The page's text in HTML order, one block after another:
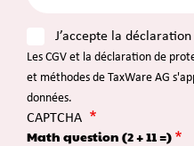
J’accepte la
Les CGV et la déclaration de
et méthodes de TaxWare AG
données.
CAPTCHA
Math question (2 + 11 =)